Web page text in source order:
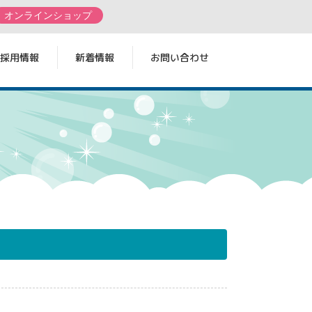
オンラインショップ
採用情報 新着情報 お問い合わせ